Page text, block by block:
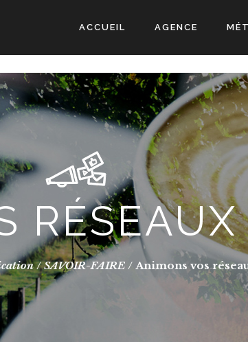
ACCUEIL AGENCE
/SAVOIR-FAIRE / Animons vos